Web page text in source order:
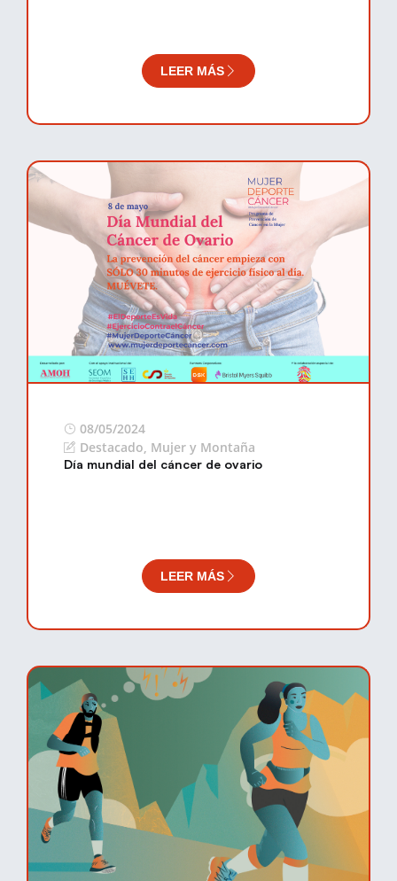
LEER MÁS
08/05/2024
Destacado, Mujer y Montaña
Día mundial del cáncer de ovario
LEER MÁS